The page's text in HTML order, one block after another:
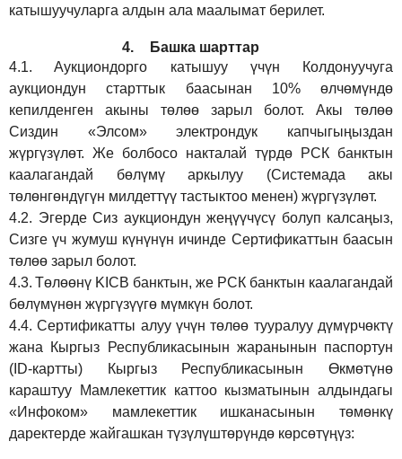
катышуучуларга алдын ала маалымат берилет.
4.
Башка шарттар
4.1.
Аукциондорго катышуу үчүн Колдонуучуга
аукциондун старттык баасынан 10% өлчөмүндө
кепилденген акыны төлөө зарыл болот. Акы төлөө
Сиздин «Элсом»электрондук капчыгыңыздан
жүргүзүлөт. Же болбосо накталай түрдө РСК банктын
каалагандай бөлүмү аркылуу (Системада акы
төлөнгөндүгүн милдеттүү тастыктоо менен) жүргүзүлөт.
4.2. Эгерде Сиз аукциондун жеңүүчүсү болуп калсаңыз,
Сизге үч жумуш күнүнүн ичинде Сертификаттын баасын
төлөө зарыл болот.
4.3. Төлөөнү KICB банктын, же РСК банктын каалагандай
бөлүмүнөн жүргүзүүгө мүмкүн болот.
4.4.Сертификатты алуу үчүн төлөө тууралуу дүмүрчөктү
жана Кыргыз Республикасынын жаранынын паспортун
(ID-картты) Кыргыз Республикасынын Өкмөтүнө
караштуу Мамлекеттик каттоо кызматынын алдындагы
«Инфоком» мамлекеттик ишканасынын төмөнкү
даректерде жайгашкан түзүлүштөрүндө көрсөтүңүз: